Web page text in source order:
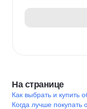
На странице
Как выбрать и купить
Когда лучше покупать